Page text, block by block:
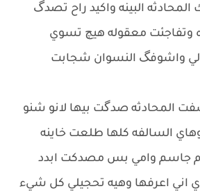
البينه واكيد راح تصدگ
وتفاجئت معقوله هيچ تسوي
واشوفگ النسوان شجابت
المحادثه صدگت بيها لانو شنو
السالفه كلها طلعت خاينه
جاسم وامي بس مصدكت ابدد
اني اعرفها وهيه تحجيلي كل شيء